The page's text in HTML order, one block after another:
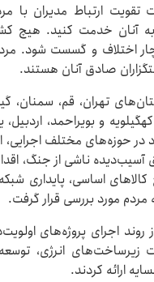
ارتباط مدیران با
آنان خدمت کنید. هیچ
اختلاف و گسست شود.
صادق آنان هستند.
تهران، قم، سمنان،
و بویراحمد،
حوزه‌های مختلف اجرایی،
آسیب‌دیده ناشی از جنگ،
اساسی، پایداری
مورد بررسی قرار گرفت.
روند اجرای پروژه‌های
زیرساخت‌های انرژی،
ارائه کردند.